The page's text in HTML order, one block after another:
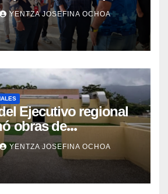
Dr. Martín Vegas
YENTZA JOSEFINA OCHOA
Ejecutivo regional
obras de
en la Maternidad
YENTZA JOSEFINA OCHOA